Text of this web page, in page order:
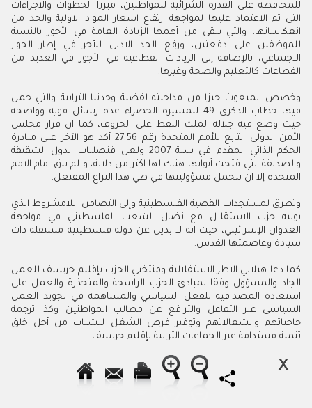
للمحافظة على القدرة الشرائية للمواطنين، مبرزا الخطوات والاجراءات
التي تم الاعتماد عليها لمواجهة ارتفاع اسعار المواد الاولية والحد من
انعكاساتها، والتي يبقى من أهمها الزيادة العامة في الأجور بالنسبة
للموظفين على دفعتين، ورفع الحد الادنى للأجر في إطار الحوار
الاجتماعي، بالإضافة إلى الزيادات القطاعية في الأجور في العديد من
القطاعات كالتعليم والصحة وغيرها.
وخصص المبعوث حيزا من مداخلته لقضية وحدتنا الترابية والتي حمل
فيها خطاب الذكرى 49 للمسيرة الخضراء عدة رسائل قوية وواضحة
حيث وضع فيه جلالة الملك النقط على الحروف، كما ان قرار مجلس
الأمن الدولي التابع للأمم المتحدة رقم 27.56 أكد هو الآخر على مبادرة
الحكم الذاتي المقدم في سنة 2007 ولعل قنصليات الدول الشقيقة
والصديقة التي فتحت أبوابها هناك لها اكثر من دلالة، و لم يبق امام الامم
المتحدة إلا ان تتحمل مسؤوليتها في طي هذا النزاع المفتعل.
وتطرق لمستجدات القضية الفلسطينية وإلى التضامن اللامشروط الذي
يوليه حزب الاستقلال مع نضال الشعب الفلسطيني في مواجهة
العدوان الإسرائيلي، حيث انه لا بديل عن دولة فلسطينية مستقلة ذات
سيادة وعاصمتها القدس.
كما دعا هيلالي الاطر الاستقلالية ومنتخبي الحزب بإقليم جرسيف للعمل
الجاد والمسؤول وفقا لمبادئ الحزب الراسخة والمتجذرة والعمل على
استعادة المصداقية للفعل السياسي والمساهمة في تجويد العمل
السياسي عبر التفاعل والترافع عن مطالب المواطنين وكذا ترجمة
حاجياتهم وانشغالاتهم وتوفير فرص الشغل للشباب من أجل خلق
تنمية مستدامة عبر الجماعات الترابية بإقليم جرسيف.